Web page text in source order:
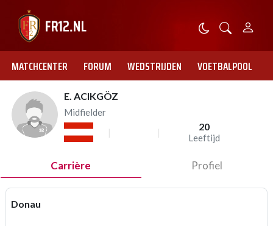
MATCHCENTER FORUM WEDSTRIJDEN VOETBALPOOL
E. ACIKGÖZ
Midfielder
20
Leeftijd
Carrière Profiel
Donau